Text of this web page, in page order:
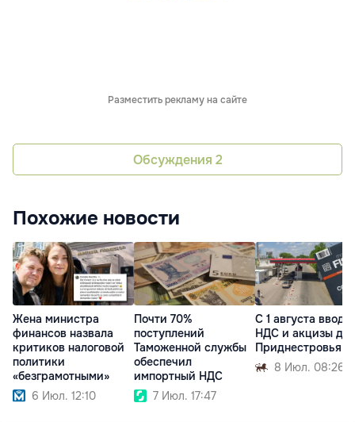
Разместить рекламу на сайте
Обсуждения 2
Похожие новости
Жена министра
финансов назвала
критиков налоговой
политики
«безграмотными»
6 Июл. 12:10
Почти 70%
поступлений
Таможенной службы
обеспечил
импортный НДС
7 Июл. 17:47
С 1 августа
НДС и акцизы для
Приднестровья
8 Июл. 08:26